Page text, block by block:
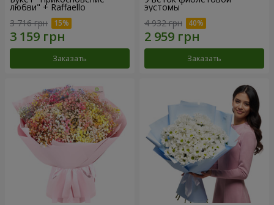
любви" + Raffaello
3 716 грн
Заказать
эустомы
4 932 грн
Заказать